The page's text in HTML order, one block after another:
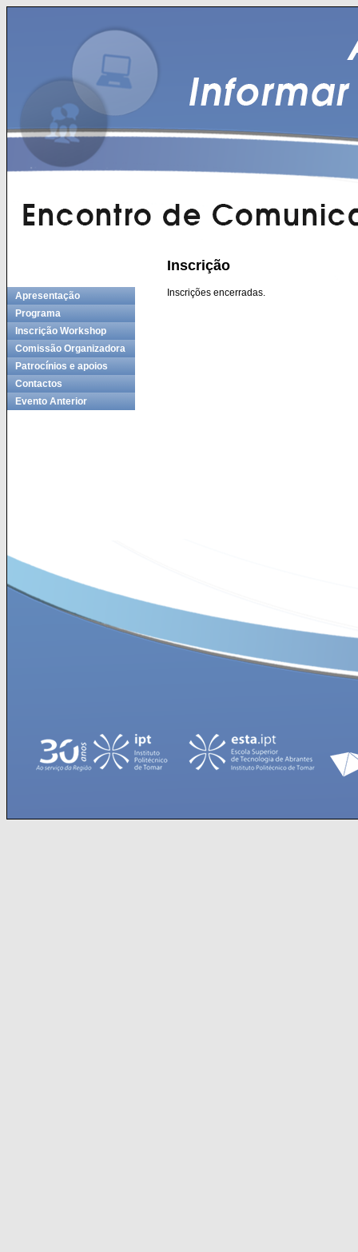
Apresentação
Programa
Inscrição Workshop
Comissão Organizadora
Patrocínios e apoios
Contactos
Evento Anterior
Inscrição
Inscrições encerradas.